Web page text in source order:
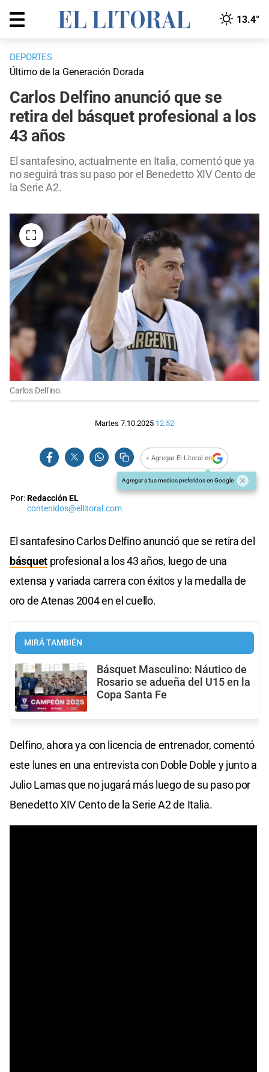
13.4°
DEPORTES
Último de la Generación Dorada
Carlos Delfino anunció que se
retira del básquet profesional a los
43 años
El santafesino, actualmente en Italia, comentó que ya
no seguirá tras su paso por el Benedetto XIV Cento de
la Serie A2.
Carlos Delfino.
Martes 7.10.2025 12:52
+ Agregar El Litoral en
Agregar a tus medios preferidos en Google
Por:Redacción EL
contenidos@ellitoral.com
El santafesino Carlos Delfino anunció que se retira del
básquetprofesional a los 43 años, luego de una
extensa y variada carrera con éxitos y la medalla de
oro de Atenas 2004 en el cuello.
MIRÁ TAMBIÉN
Básquet Masculino: Náutico de
Rosario se adueña del U15 en la
Copa Santa Fe
Delfino, ahora ya con licencia de entrenador, comentó
este lunes en una entrevista con Doble Doble y junto a
Julio Lamas que no jugará más luego de su paso por
Benedetto XIV Cento de la Serie A2 de Italia.